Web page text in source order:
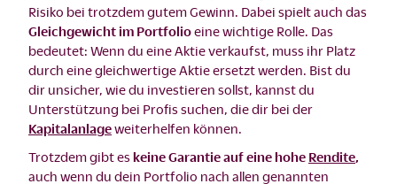
Risiko bei trotzdem gutem Gewinn. Dabei spielt auch das
Gleichgewicht im Portfolioeine wichtige Rolle. Das
bedeutet: Wenn du eine Aktie verkaufst, muss ihr Platz
durch eine gleichwertige Aktie ersetzt werden. Bist du
dir unsicher, wie du investieren sollst, kannst du
Unterstützung bei Profis suchen, die dir bei der
Kapitalanlageweiterhelfen können.
Trotzdem gibt es keine Garantie auf eine hohe Rendite
auch wenn du dein Portfolio nach allen genannten